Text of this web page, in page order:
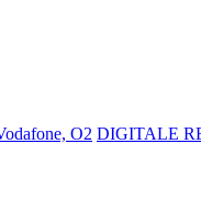
O2 DIGITALE